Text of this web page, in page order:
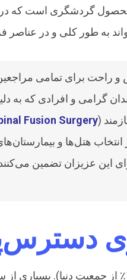
گردشگری است که در
و راحت برای تمامی
Fusion Surgery) محدودیت‌های جسمانی و حرکتی موقتی را چه قبل و چه بعد از عمل تجربه می‌کنند، نیازمند
انتخاب هتل‌ها و
این عزیزان تضمین
، حدود 1 میلیارد نفر در جهان دارای معلولیت